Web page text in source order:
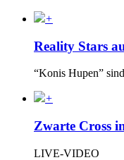
+
Reality Stars
“Konis Hupen”
+
Zwarte Cross
LIVE-VIDEO